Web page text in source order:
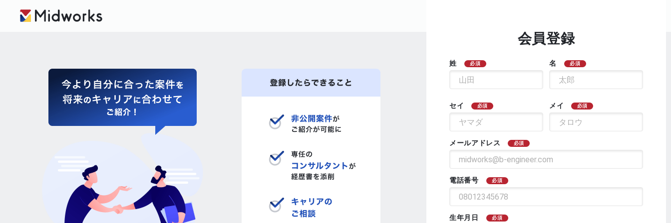
会員登録
姓 必須 名 必須
セイ 必須 メイ 必須
メールアドレス 必須
電話番号 必須
生年月日 必須